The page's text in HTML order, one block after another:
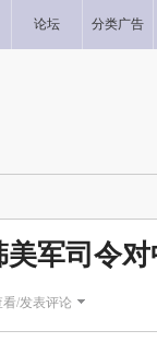
论坛 分类广告
军司令
看/发表评论